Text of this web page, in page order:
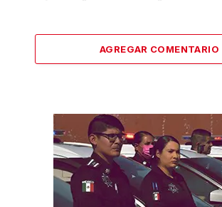
AGREGAR COMENTARIO